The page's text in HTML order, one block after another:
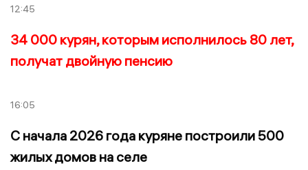
12:45
34 000 курян, которым исполнилось 80 лет,
получат двойную пенсию
16:05
С начала 2026 года куряне построили 500
жилых домов на селе